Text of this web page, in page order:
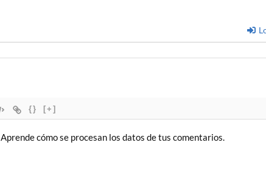
{} [+]
Aprende cómo se procesan los datos de tus comentarios.